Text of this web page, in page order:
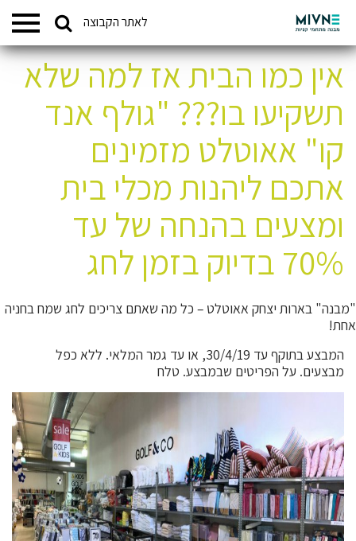
לאתר הקבוצה המתחמים שלנו
אין כמו הבית אז למה שלא
תשקיעו בו??? "גולף אנד
קו" אאוטלט מזמינים
אתכם ליהנות מכלי בית
ומצעים בהנחה של עד
70% בדיוק בזמן לחג
"מבנה" בארות יצחק אאוטלט – כל מה שאתם צריכים לחג שמח בחניה
אחת!
המבצע בתוקף עד 30/4/19, או עד גמר המלאי. ללא כפל
מבצעים. על הפריטים שבמבצע. טלח